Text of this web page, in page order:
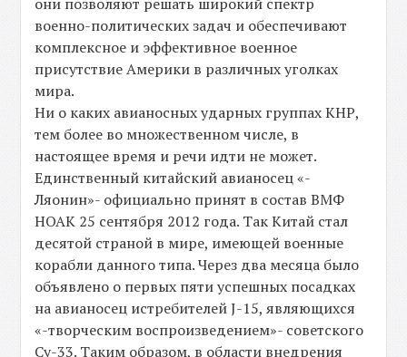
они позволяют решать широкий спектр
военно-политических задач и обеспечивают
комплексное и эффективное военное
присутствие Америки в различных уголках
мира.
Ни о каких авианосных ударных группах КНР,
тем более во множественном числе, в
настоящее время и речи идти не может.
Единственный китайский авианосец «-
Ляонин»- официально принят в состав ВМФ
НОАК 25 сентября 2012 года. Так Китай стал
десятой страной в мире, имеющей военные
корабли данного типа. Через два месяца было
объявлено о первых пяти успешных посадках
на авианосец истребителей J-15, являющихся
«-творческим воспроизведением»- советского
Су-33. Таким образом, в области внедрения